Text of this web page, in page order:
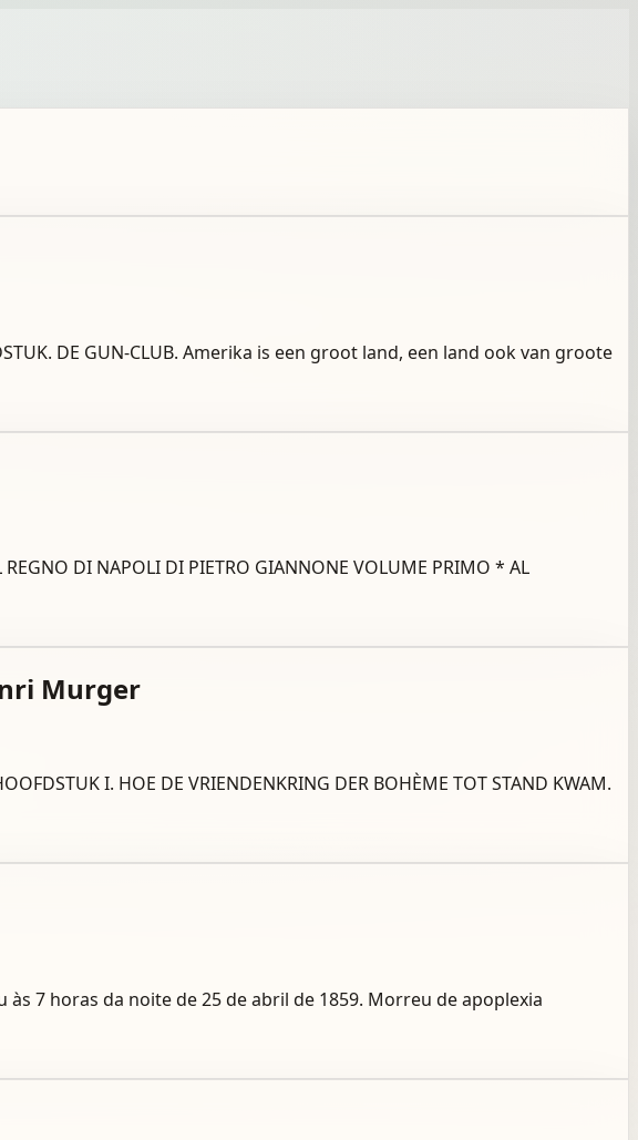
DE GUN-CLUB. Amerika is een groot land, een land ook van groote
DI NAPOLI DI PIETRO GIANNONE VOLUME PRIMO * AL
Murger
I. HOE DE VRIENDENKRING DER BOHÈME TOT STAND KWAM.
às 7 horas da noite de 25 de abril de 1859. Morreu de apoplexia